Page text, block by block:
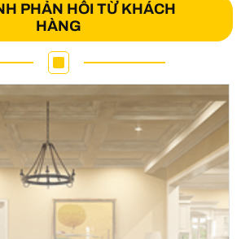
PHẢN HỒI TỪ KHÁCH
HÀNG